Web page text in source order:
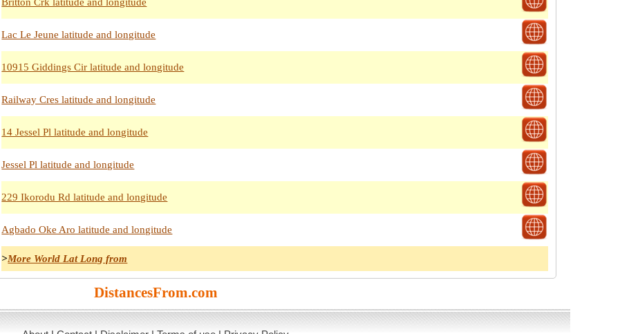
Lac Le Jeune latitude and longitude
10915 Giddings Cir latitude and longitude
Railway Cres latitude and longitude
14 Jessel Pl latitude and longitude
Jessel Pl latitude and longitude
229 Ikorodu Rd latitude and longitude
Agbado Oke Aro latitude and longitude
>More World Lat Long from
DistancesFrom.com